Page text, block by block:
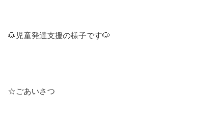
🐶児童発達支援の様子です🐶
☆ごあいさつ